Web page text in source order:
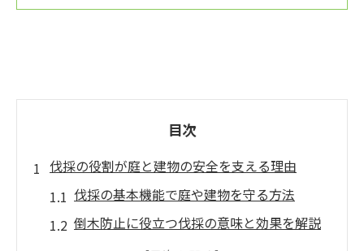
目次
伐採の役割が庭と建物の安全を支える理由
伐採の基本機能で庭や建物を守る方法
倒木防止に役立つ伐採の意味と効果を解説